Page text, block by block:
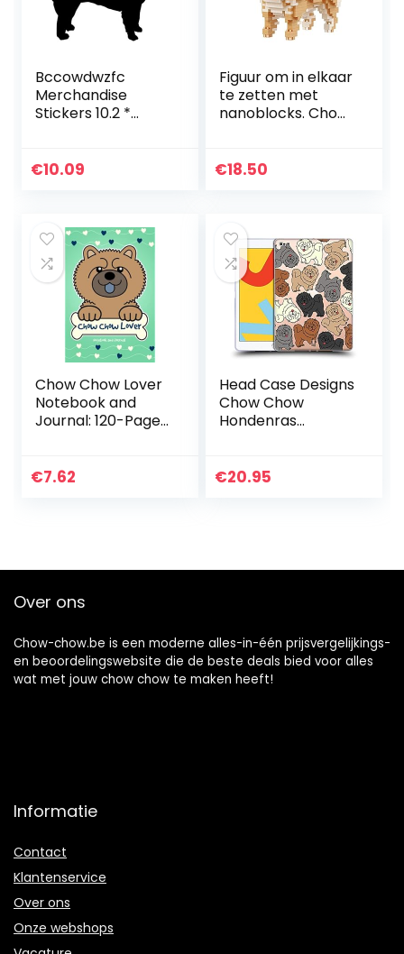
Bccowdwzfc
Merchandise
Stickers 10.2 *
Sticker Decal Auto
€10.09
Figuur om in elkaar
te zetten met
nanoblocks. Chow
€18.50
Chow Chow Lover
Notebook and
Journal: 120-Page
Journaling (6 x 9)
€7.62
Head Case Designs
Chow Chow
Hondenras
compatibel met
€20.95
Over ons
Chow-chow.be is een moderne alles-in-één prijsvergelijkings-
en beoordelingswebsite die de beste deals bied voor alles
wat met jouw chow chow te maken heeft!
Informatie
Contact
Klantenservice
Over ons
Onze webshops